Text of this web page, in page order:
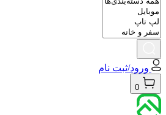
ورود/ثبت نام
0